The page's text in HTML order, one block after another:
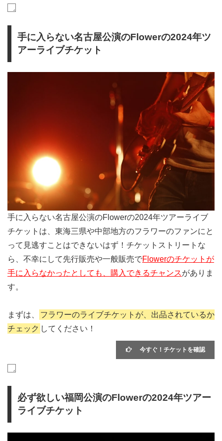
手に入らない名古屋公演のFlowerの2024年ツ
アーライブチケット
手に入らない名古屋公演のFlowerの2024年ツアーライブ
チケットは、東海三県や中部地方のフラワーのファンにと
って見逃すことはできないはず！チケットストリートな
ら、不幸にして先行販売や一般販売でFlowerのチケットが
手に入らなかったとしても、購入できるチャンスがありま
す。
まずは、
フラワーのライブチケットが、出品されているか
チェック してください！
今すぐ！チケットを確認
必ず欲しい福岡公演のFlowerの2024年ツアー
ライブチケット